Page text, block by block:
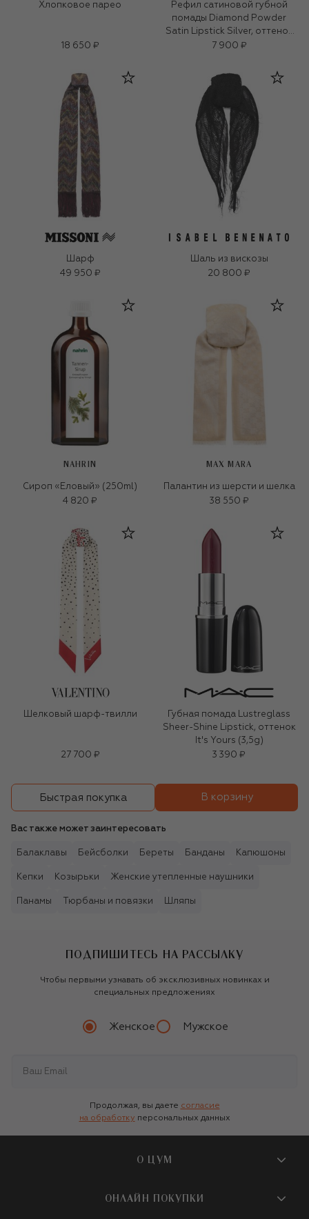
Хлопковое парео
18 650 ₽
Рефил сатиновой губной
помады Diamond Powder
Satin Lipstick Silver, оттенок
Her Royal Highness (3g)
7 900 ₽
Шарф
49 950 ₽
Шаль из вискозы
20 800 ₽
NAHRIN
Сироп «Еловый» (250ml)
4 820 ₽
MAX MARA
Палантин из шерсти и шелка
38 550 ₽
Шелковый шарф-твилли
27 700 ₽
Губная помада Lustreglass
Sheer-Shine Lipstick, оттенок
It's Yours (3,5g)
3 390 ₽
Быстрая покупка В корзину
Вас также может заинтересовать
Балаклавы Бейсболки Береты Банданы Капюшоны
Кепки Козырьки Женские утепленные наушники
Панамы Тюрбаны и повязки Шляпы
ПОДПИШИТЕСЬ НА РАССЫЛКУ
Чтобы первыми узнавать об эксклюзивных новинках и
специальных предложениях
Женское Мужское
Продолжая, вы даете согласие
на обработку персональных данных
О ЦУМ
О магазине
ОНЛАЙН ПОКУПКИ